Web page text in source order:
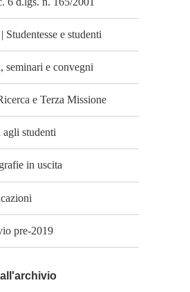
Studentesse e studenti
seminari e convegni
e Terza Missione
studenti
in uscita
pre-2019